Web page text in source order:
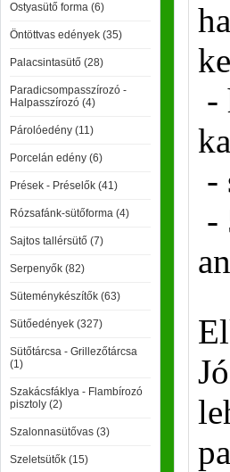
Ostyasütő forma (6)
Öntöttvas edények (35)
Palacsintasütő (28)
Paradicsompasszírozó -
Halpasszírozó (4)
Párolóedény (11)
Porcelán edény (6)
Prések - Préselők (41)
Rózsafánk-sütőforma (4)
Sajtos tallérsütő (7)
Serpenyők (82)
Süteménykészítők (63)
Sütőedények (327)
Sütőtárcsa - Grillezőtárcsa
(1)
Szakácsfáklya - Flambírozó
pisztoly (2)
Szalonnasütővas (3)
Szeletsütők (15)
-
-
-